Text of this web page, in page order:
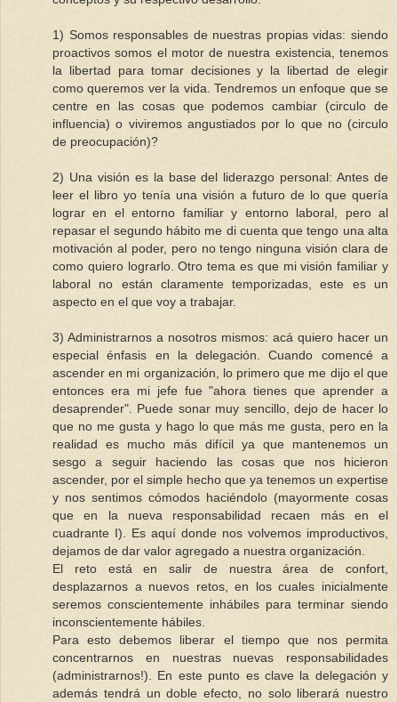
1) Somos responsables de nuestras propias vidas: siendo
proactivos somos el motor de nuestra existencia, tenemos
la libertad para tomar decisiones y la libertad de elegir
como queremos ver la vida. Tendremos un enfoque que se
centre en las cosas que podemos cambiar (circulo de
influencia) o viviremos angustiados por lo que no (circulo
de preocupación)?
2) Una visión es la base del liderazgo personal: Antes de
leer el libro yo tenía una visión a futuro de lo que quería
lograr en el entorno familiar y entorno laboral, pero al
repasar el segundo hábito me di cuenta que tengo una alta
motivación al poder, pero no tengo ninguna visión clara de
como quiero lograrlo. Otro tema es que mi visión familiar y
laboral no están claramente temporizadas, este es un
aspecto en el que voy a trabajar.
3) Administrarnos a nosotros mismos: acá quiero hacer un
especial énfasis en la delegación. Cuando comencé a
ascender en mi organización, lo primero que me dijo el que
entonces era mi jefe fue "ahora tienes que aprender a
desaprender". Puede sonar muy sencillo, dejo de hacer lo
que no me gusta y hago lo que más me gusta, pero en la
realidad es mucho más difícil ya que mantenemos un
sesgo a seguir haciendo las cosas que nos hicieron
ascender, por el simple hecho que ya tenemos un expertise
y nos sentimos cómodos haciéndolo (mayormente cosas
que en la nueva responsabilidad recaen más en el
cuadrante I). Es aquí donde nos volvemos improductivos,
dejamos de dar valor agregado a nuestra organización.
El reto está en salir de nuestra área de confort,
desplazarnos a nuevos retos, en los cuales inicialmente
seremos conscientemente inhábiles para terminar siendo
inconscientemente hábiles.
Para esto debemos liberar el tiempo que nos permita
concentrarnos en nuestras nuevas responsabilidades
(administrarnos!). En este punto es clave la delegación y
además tendrá un doble efecto, no solo liberará nuestro